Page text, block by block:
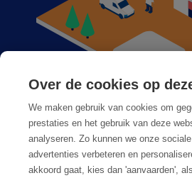
Anticimex bij u in
Vacatures
Veelgestelde
Over de cookies op
We maken gebruik van cookies om
prestaties en het gebruik van deze
analyseren. Zo kunnen we onze
advertenties verbeteren en
akkoord gaat, kies dan 'aanvaarden',